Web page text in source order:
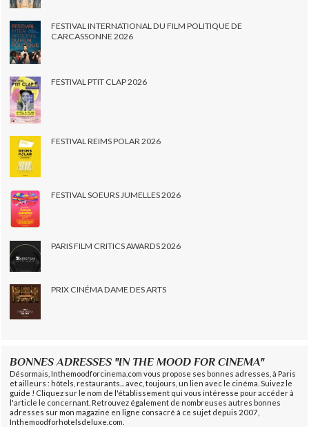
FESTIVAL INTERNATIONAL DU FILM POLITIQUE DE
CARCASSONNE 2026
FESTIVAL PTIT CLAP 2026
FESTIVAL REIMS POLAR 2026
FESTIVAL SOEURS JUMELLES 2026
PARIS FILM CRITICS AWARDS 2026
PRIX CINÉMA DAME DES ARTS
BONNES ADRESSES "IN THE MOOD FOR CINEMA"
Désormais, Inthemoodforcinema.com vous propose ses bonnes adresses, à Paris
et ailleurs : hôtels, restaurants... avec, toujours, un lien avec le cinéma. Suivez le
guide ! Cliquez sur le nom de l'établissement qui vous intéresse pour accéder à
l'article le concernant. Retrouvez également de nombreuses autres bonnes
adresses sur mon magazine en ligne consacré à ce sujet depuis 2007,
Inthemoodforhotelsdeluxe.com.